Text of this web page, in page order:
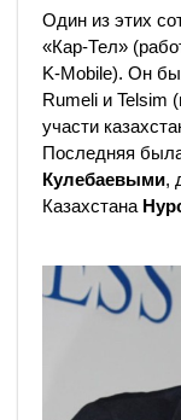
Один из этих
«Кар-Тел»
K-Mobile). Он
Rumeli и Telsim
участи
Последняя
Кулебаевыми,
Казахстана